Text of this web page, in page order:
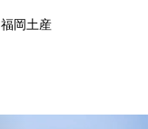
福岡土産